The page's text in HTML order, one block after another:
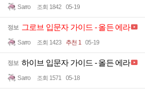
Sarro 조회 1842 05-19
정보 그로브 입문자 가이드 - 올든 에라
Sarro 조회 1423 추천 1 05-19
정보 하이브 입문자 가이드 - 올든 에라
Sarro 조회 1571 05-18